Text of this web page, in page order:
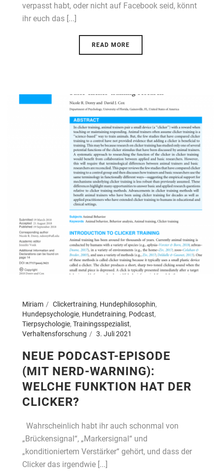
verpasst habt, oder nicht auf Facebook seid, könnt
ihr euch das [...]
READ MORE
Miriam Clickertraining, Hundephilosophin,
Hundepsychologie, Hundetraining, Podcast,
Tierpsychologie, Trainingsspezialist,
Verhaltensforschung
3. Juli 2021
NEUE PODCAST-EPISODE
(MIT NERD-WARNING):
WELCHE FUNKTION HAT DER
CLICKER?
Wahrscheinlich habt ihr auch schonmal von
„Brückensignal“, „Markersignal“ und
„konditioniertem Verstärker“ gehört, und dass der
Clicker das irgendwie [...]